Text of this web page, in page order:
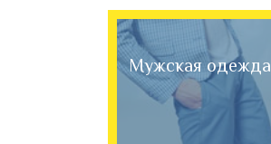
Мужская одежда